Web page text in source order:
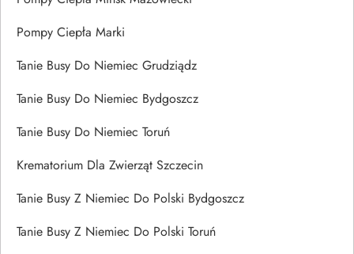
Pompy Ciepła Marki
Tanie Busy Do Niemiec Grudziądz
Tanie Busy Do Niemiec Bydgoszcz
Tanie Busy Do Niemiec Toruń
Krematorium Dla Zwierząt Szczecin
Tanie Busy Z Niemiec Do Polski Bydgoszcz
Tanie Busy Z Niemiec Do Polski Toruń